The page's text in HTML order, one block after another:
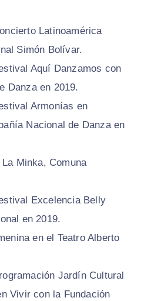
Latinoamérica
Simón Bolívar.
Aquí Danzamos con
Danza en 2019.
Armonías en
Nacional de Danza en
Minka, Comuna
Excelencia Belly
en 2019.
en el Teatro Alberto
Jardín Cultural
Vivir con la Fundación